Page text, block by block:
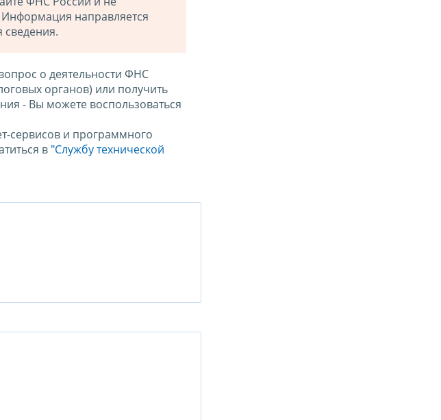
направляется
сведения.
о деятельности ФНС
органов) или получить
- Вы можете воспользоваться
сервисов и программного
в "Службу технической